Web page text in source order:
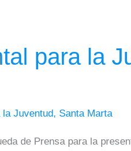
para la
la Juventud, Santa Marta
de Prensa para la